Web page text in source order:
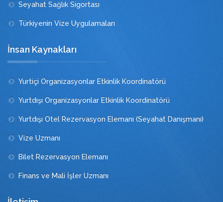
Seyahat Sağlık Sigortası
Türkiyenin Vize Uygulamaları
İnsan Kaynakları
Yurtiçi Organizasyonlar Etkinlik Koordinatörü
Yurtdışı Organizasyonlar Etkinlik Koordinatörü
Yurtdışı Otel Rezervasyon Elemanı (Seyahat Danışmanı)
Vize Uzmanı
Bilet Rezervasyon Elemanı
Finans ve Mali İşler Uzmanı